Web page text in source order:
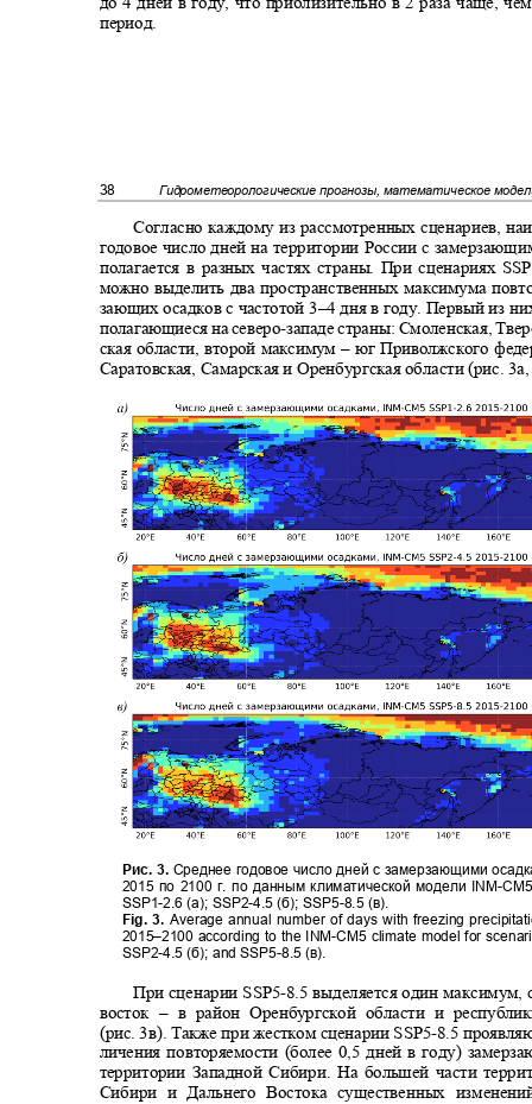
период.
38 Гидрометеорологические прогнозы, математическое
Согласно каждому из рассмотренных сценариев,
годовое число дней на территории России с
полагается в разных частях страны. При сценариях
можно выделить два пространственных максимума
зающих осадков с частотой 3–4 дня в году. Первый из
полагающиеся на северо-западе страны: Смоленская,
ская области, второй максимум– юг Приволжского
Саратовская, Самарская и Оренбургская области (рис.
Рис. 3. Среднее годовое число дней с замерзающими
2015 по 2100 г. по данным климатической модели INM-
SSP1-2.6 (а); SSP2-4.5 (б); SSP5-8.5 (в).
Fig. 3. Average annual number of days with freezing
2015–2100 according to the INM-CM5 climate model for
SSP2-4.5 (б); and SSP5-8.5 (в).
При сценарии SSP5-8.5выделяется один
восток– в район Оренбургской области и
(рис. 3в). Также при жестком сценарии SSP5-8.5
личения повторяемости (более 0,5 дней в году)
территории Западной Сибири. На большей части
Сибири и Дальнего Востока существенных